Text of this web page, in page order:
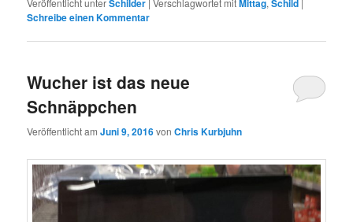
Veröffentlicht unterSchilder |Verschlagwortet mitMittag,Schild |
Schreibe einen Kommentar
Wucher ist das neue
Schnäppchen
Veröffentlicht amJuni 9, 2016vonChris Kurbjuhn